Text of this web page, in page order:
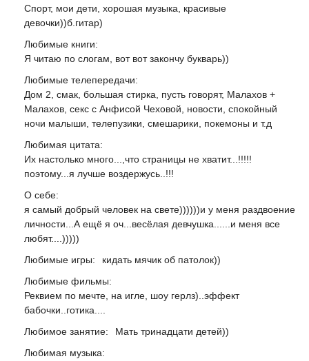
Спорт, мои дети, хорошая музыка, красивые
девочки))б.гитар)
Любимые книги:
Я читаю по слогам, вот вот закончу букварь))
Любимые телепередачи:
Дом 2, смак, большая стирка, пусть говорят, Малахов +
Малахов, секс с Анфисой Чеховой, новости, спокойный
ночи малыши, телепузики, смешарики, покемоны и т.д
Любимая цитата:
Их настолько много...,что страницы не хватит...!!!!!
поэтому...я лучше воздержусь..!!!
О себе:
я самый добрый человек на свете))))))и у меня раздвоение
личности...А ещё я оч...весёлая девчушка......и меня все
любят....)))))
Любимые игры:
кидать мячик об патолок))
Любимые фильмы:
Реквием по мечте, на игле, шоу герлз)..эффект
бабочки..готика....
Любимое занятие:
Мать тринадцати детей))
Любимая музыка: